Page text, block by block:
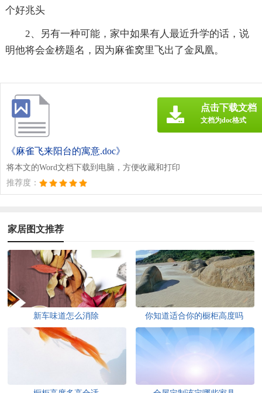
个好兆头
2、另有一种可能，家中如果有人最近升学的话，说
明他将会金榜题名，因为麻雀窝里飞出了金凤凰。
《麻雀飞来阳台的寓意.doc》
将本文的Word文档下载到电脑，方便收藏和打印
推荐度：
点击下载文档
文档为doc格式
家居图文推荐
新车味道怎么消除 你知道适合你的橱柜高度吗